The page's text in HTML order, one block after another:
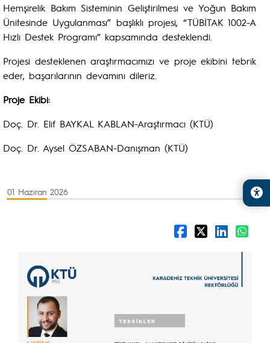
Hemşirelik Bakım Sisteminin Geliştirilmesi ve Yoğun Bakım
Ünitesinde Uygulanması” başlıklı projesi, “TÜBİTAK 1002-A
Hızlı Destek Programı” kapsamında desteklendi.
Projesi desteklenen araştırmacımızı ve proje ekibini tebrik
eder, başarılarının devamını dileriz.
Proje Ekibi:
Doç. Dr. Elif BAYKAL KABLAN-Araştırmacı (KTÜ)
Doç. Dr. Aysel ÖZSABAN-Danışman (KTÜ)
01 Haziran 2026